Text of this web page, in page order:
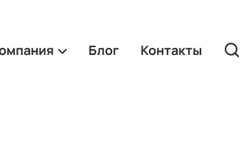
Блог Контакты